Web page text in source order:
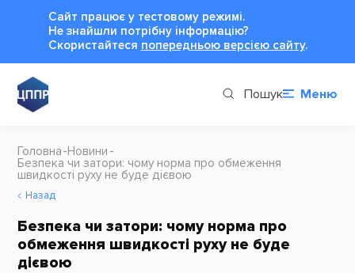
Сайт працює у тестовому режимі.
Не знайшли потрібну інформацію?
Cкористайтеся попередньою версією сайту.
Пошук Меню
Головна Новини
Безпека чи затори: чому норма про обмеження
швидкості руху не буде дієвою
Назад
Безпека чи затори: чому норма про
обмеження швидкості руху не буде
дієвою